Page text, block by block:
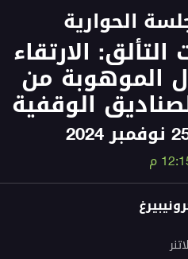
الحوارية
الارتقاء
الموهوبة من
الوقفية